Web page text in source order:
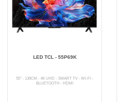
LED TCL - 55P69K
55" - 139CM - 4K UHD - SMART TV - WI-FI -
BLUETOOTH - HDMI